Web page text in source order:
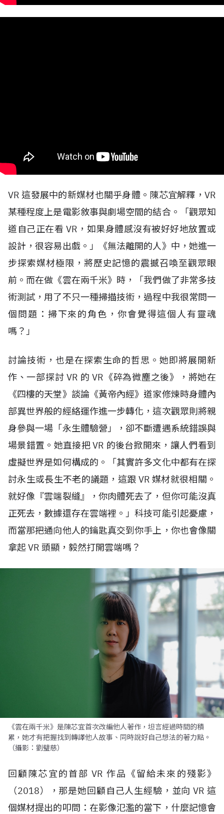
VR 這發展中的新媒材也關乎身體。陳芯宜解釋，VR
某種程度上是電影敘事與劇場空間的結合。「觀眾知
道自己正在看 VR ，如果身體感沒有被好好地放置或
設計，很容易出戲。」《無法離開的人》中，她進一
步探索媒材極限，將歷史記憶的震撼召喚至觀眾眼
前。而在做《雲在兩千米》時，「我們做了非常多技
術測試，用了不只一種掃描技術，過程中我很常問一
個問題：掃下來的角色，你會覺得這個人有靈魂
嗎？」
討論技術，也是在探索生命的哲思。她即將展開新
作、一部探討VR 的VR 《碎為微塵之後》，將她在
《四樓的天堂》談論《黃帝內經》道家修煉時身體內
部異世界般的經絡運作進一步轉化，這次觀眾則將親
身參與一場「永生體驗營」，卻不斷遭遇系統錯誤與
場景錯置。她直接把VR 的後台掀開來，讓人們看到
虛擬世界是如何構成的。「其實許多文化中都有在探
討永生或長生不老的議題，這跟 VR媒材就很相關。
就好像『雲端裂縫』，你肉體死去了，但你可能沒真
正死去，數據還存在雲端裡。」科技可能引起憂慮，
而當那把通向他人的鑰匙真交到你手上，你也會像關
拿起 VR 頭顯，毅然打開雲端嗎？
《雲在兩千米》是陳芯宜首次改編他人著作，坦言經過時間的積
累，她才有把握找到轉譯他人故事、同時說好自己想法的著力點。
（攝影：劉璧慈）
回顧陳芯宜的首部VR 作品《留給未來的殘影》
（2018），那是她回顧自己人生經驗，並向VR 這
個媒材提出的叩問：在影像氾濫的當下，什麼記憶會